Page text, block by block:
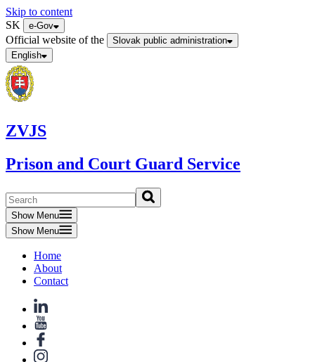
Skip to content
SK
e-Gov
Official website of the
Slovak public administration
English
ZVJS
Prison and Court Guard Service
Show Menu
Show Menu
Home
About
Contact